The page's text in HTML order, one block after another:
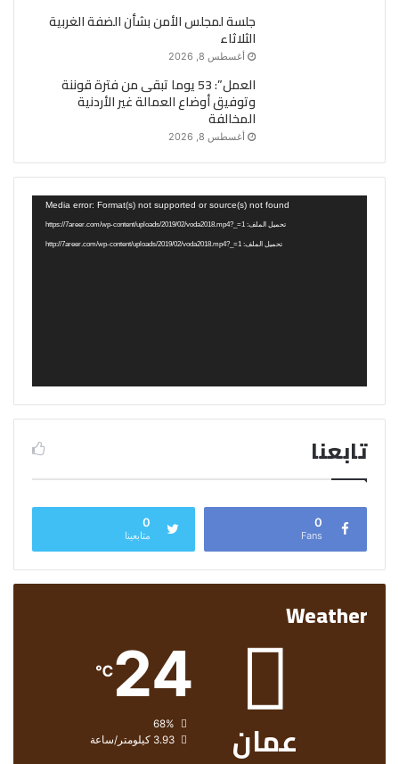
جلسة لمجلس الأمن بشأن الضفة الغربية
الثلاثاء
أغسطس 8, 2026
العمل”: 53 يوما تبقى من فترة قوننة
وتوفيق أوضاع العمالة غير الأردنية
المخالفة
أغسطس 8, 2026
Media error: Format(s) not supported or source(s) not found
تحميل الملف: https://7areer.com/wp-content/uploads/2019/02/voda2018.mp4?_=1
تحميل الملف: http://7areer.com/wp-content/uploads/2019/02/voda2018.mp4?_=1
تابعنا
0
Fans
0
متابعينا
Weather
عمان
24
℃
الرطوبة:
الرياح:3.93 كيلومتر/ساعة